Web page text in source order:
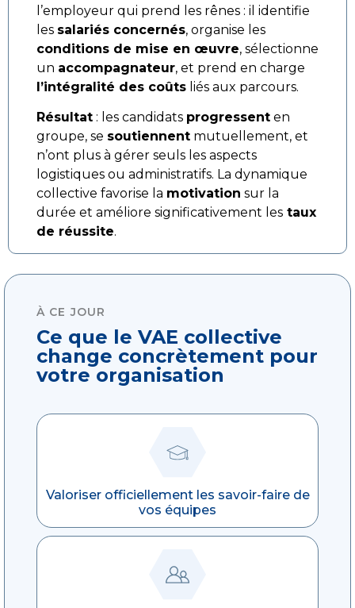
l’employeur qui prend les rênes : il identifie
les salariés concernés, organise les
conditions de mise en œuvre, sélectionne
un accompagnateur, et prend en charge
l’intégralité des coûts liés aux parcours.
Résultat : les candidats progressent en
groupe, se soutiennent mutuellement, et
n’ont plus à gérer seuls les aspects
logistiques ou administratifs. La dynamique
collective favorise la motivation sur la
durée et améliore significativement les taux
de réussite.
À CE JOUR
Ce que le VAE collective
change concrètement pour
votre organisation
Valoriser officiellement les savoir-faire de
vos équipes